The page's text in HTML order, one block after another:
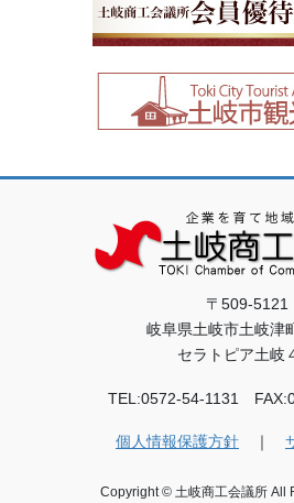
〒509-5121
岐阜県土岐市土岐津
セラトピア土岐
TEL:0572-54-1131
個人情報保護方針 ｜
Copyright © 土岐商工会議所 All